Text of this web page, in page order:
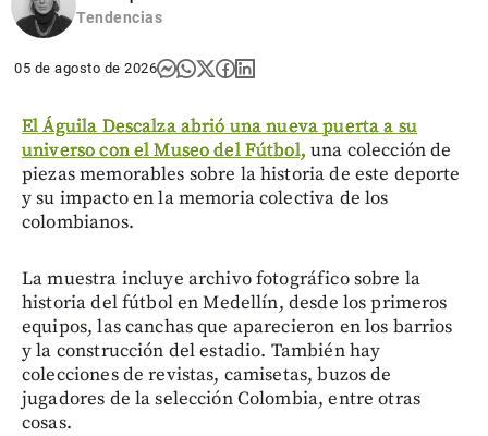
Tendencias
05 de agosto de 2026
El Águila Descalza abrió una nueva puerta a su
universo con el Museo del Fútbol, una colección de
piezas memorables sobre la historia de este deporte
y su impacto en la memoria colectiva de los
colombianos.
La muestra incluye archivo fotográfico sobre la
historia del fútbol en Medellín, desde los primeros
equipos, las canchas que aparecieron en los barrios
y la construcción del estadio. También hay
colecciones de revistas, camisetas, buzos de
jugadores de la selección Colombia, entre otras
cosas.